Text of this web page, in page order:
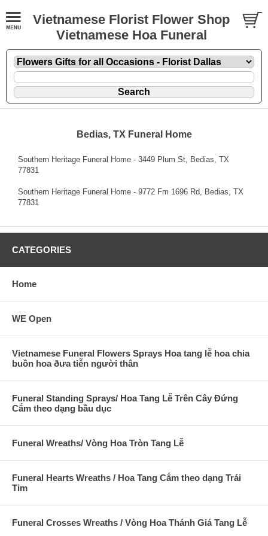
Vietnamese Florist Flower Shop
Vietnamese Hoa Funeral
Bedias, TX Funeral Home
Southern Heritage Funeral Home - 3449 Plum St, Bedias, TX
77831
Southern Heritage Funeral Home - 9772 Fm 1696 Rd, Bedias, TX
77831
CATEGORIES
Home
WE Open
Vietnamese Funeral Flowers Sprays Hoa tang lễ hoa chia
buồn hoa ðưa tiễn người thân
Funeral Standing Sprays/ Hoa Tang Lễ Trên Cây Đứng
Cắm theo dạng bầu dục
Funeral Wreaths/ Vòng Hoa Tròn Tang Lễ
Funeral Hearts Wreaths / Hoa Tang Cắm theo dạng Trái
Tim
Funeral Crosses Wreaths / Vòng Hoa Thánh Giá Tang Lễ